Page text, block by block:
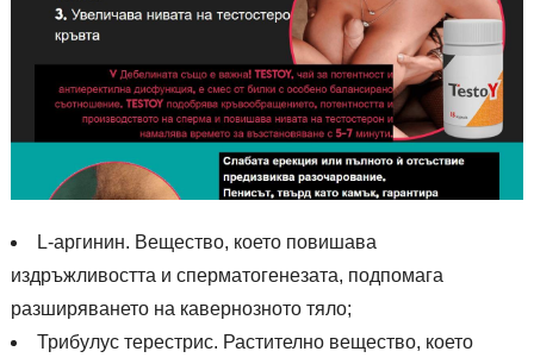
L-аргинин. Вещество, което повишава
издръжливостта и сперматогенезата, подпомага
разширяването на кавернозното тяло;
Трибулус терестрис. Растително вещество, което